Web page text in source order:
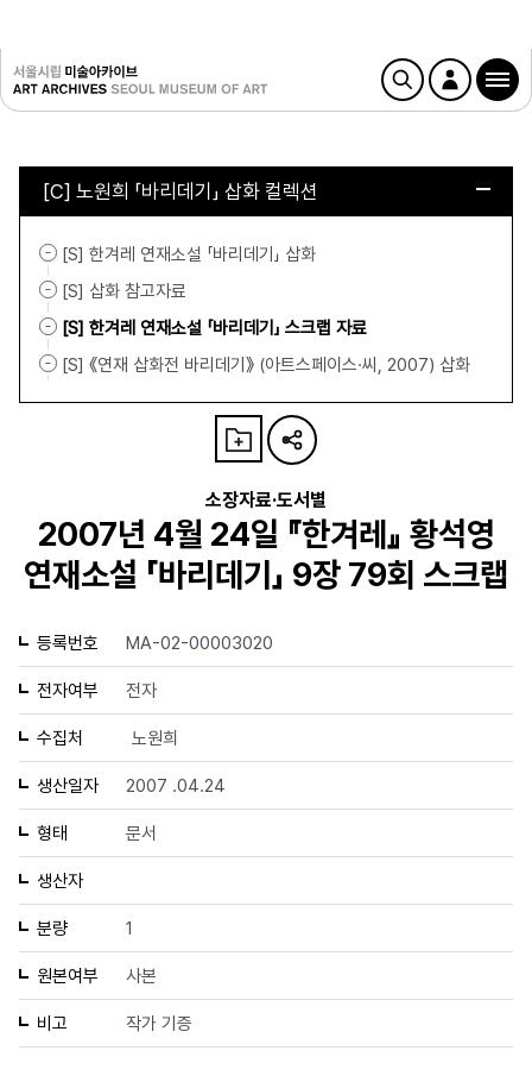
[C] 노원희 「바리데기」 삽화 컬렉션
[S] 한겨레 연재소설 「바리데기」 삽화
[S] 삽화 참고자료
[S] 한겨레 연재소설 「바리데기」 스크랩 자료
[S] 《연재 삽화전 바리데기》 (아트스페이스·씨, 2007) 삽화
소장자료·도서별
2007년 4월 24일 『한겨레』 황석영
연재소설 「바리데기」 9장 79회 스크랩
등록번호 MA-02-00003020
전자여부 전자
수집처 노원희
생산일자 2007 .04.24
형태 문서
생산자
분량 1
원본여부 사본
비고 작가 기증